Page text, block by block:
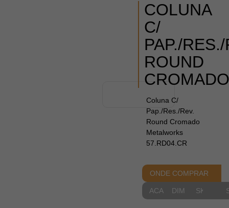
COLUNA
C/
PAP./
ROUND
Coluna C/
Pap./Res./Rev.
Round Cromado
Metalworks
57.RD04.CR
ONDE COMPRAR
ACABAMENTOS
DIMENSIONAIS